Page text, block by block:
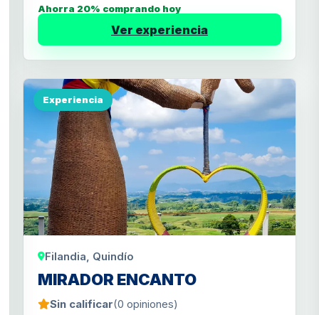
Ahorra 20% comprando hoy
Ver experiencia
Experiencia
Filandia, Quindío
MIRADOR ENCANTO
Sin calificar(0 opiniones)